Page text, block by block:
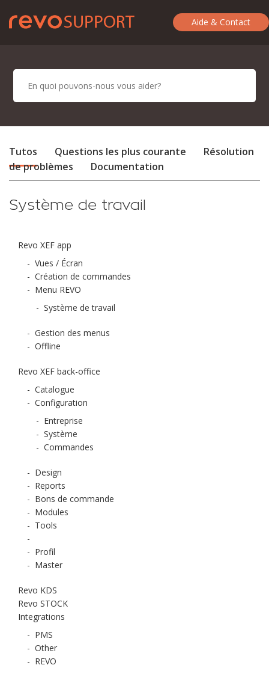
Aide & Contact
Tutos Questions les plus courante
Résolution
de problèmes
Documentation
Système de travail
Revo XEF app
- Vues / Écran
- Création de commandes
- Menu REVO
- Système de travail
- Gestion des menus
- Offline
Revo XEF back-office
- Catalogue
- Configuration
- Entreprise
- Système
- Commandes
- Design
- Reports
- Bons de commande
- Modules
- Tools
-
- Profil
- Master
Revo KDS
Revo STOCK
Integrations
- PMS
- Other
- REVO